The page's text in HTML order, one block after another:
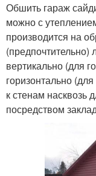
Обшить гараж
можно с
производится на
вертикально (для
горизонтально
к стенам насквозь
посредством